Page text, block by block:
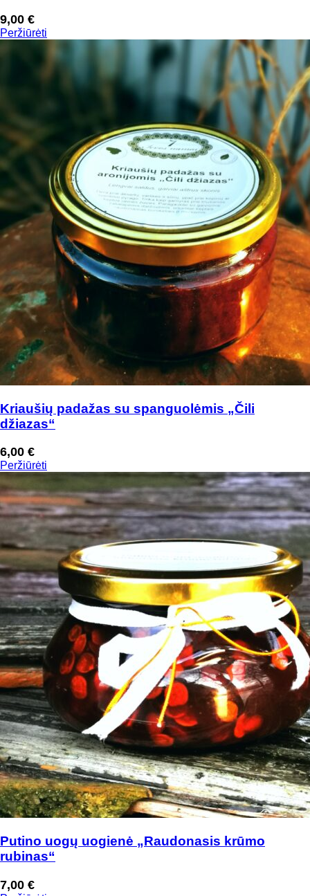
9,00 €
Peržiūrėti
Kriaušių padažas su spanguolėmis „Čili
džiazas“
6,00 €
Peržiūrėti
Putino uogų uogienė „Raudonasis krūmo
rubinas“
7,00 €